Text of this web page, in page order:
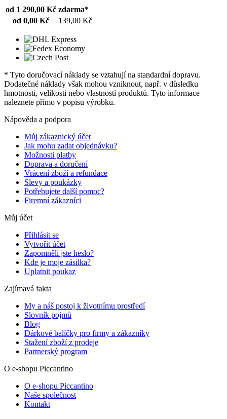
od 1 290,00 Kč zdarma*
od 0,00 Kč
139,00 Kč
* Tyto doručovací náklady se vztahují na standardní dopravu.
Dodatečné náklady však mohou vzniknout, např. v důsledku
hmotnosti, velikosti nebo vlastností produktů. Tyto informace
naleznete přímo v popisu výrobku.
Nápověda a podpora
Můj zákaznický účet
Jak mohu zadat objednávku?
Možnosti platby
Doprava a doručení
Vrácení zboží a refundace
Slevy a poukázky
Potřebujete další pomoc?
Firemní zákazníci
Můj účet
Přihlásit se
Vytvořit účet
Zapomněli jste heslo?
Kde je moje zásilka?
Uplatnit poukaz
Zajímavá fakta
My a náš postoj k životnímu prostředí
Slovník pojmů
Blog
Dárkové balíčky pro firmy a zákazníky
Stažení zboží z prodeje
Partnerský program
O e-shopu Piccantino
O e-shopu Piccantino
Naše společnost
Kontakt